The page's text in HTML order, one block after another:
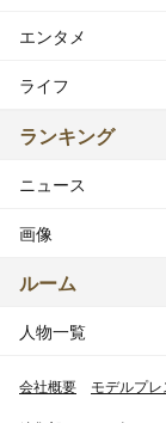
エンタメ
ライフ
ランキング
ニュース
画像
ルーム
人物一覧
会社概要 モデルプ